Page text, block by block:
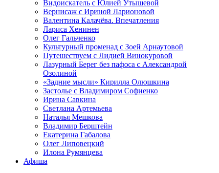
Видоискатель с Юлией Утышевой
Вернисаж с Ириной Ларионовой
Валентина Калачёва. Впечатления
Лариса Хенинен
Олег Гальченко
Культурный променад с Зоей Арнаутовой
Путешествуем с Лидией Винокуровой
Лазурный Берег без пафоса с Александрой
Озолиной
«Задние мысли» Кирилла Олюшкина
Застолье с Владимиром Софиенко
Ирина Савкина
Светлана Артемьева
Наталья Мешкова
Владимир Берштейн
Екатерина Габалова
Олег Липовецкий
Илона Румянцева
Афиша